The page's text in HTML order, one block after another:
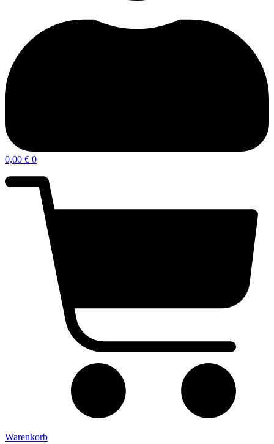
0,00 € 0
Warenkorb